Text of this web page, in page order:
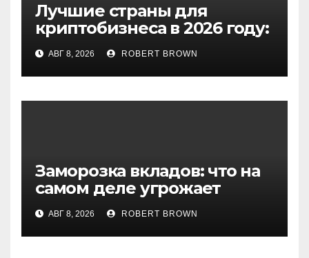
Лучшие страны для
криптобизнеса в 2026 году:
выбор экспертов
АВГ 8, 2026 ROBERT BROWN
Заморозка вкладов: что на
самом деле угрожает
сбережениям россиян
АВГ 8, 2026 ROBERT BROWN